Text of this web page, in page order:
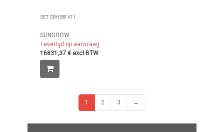
SET SBH350 V11
SUNGROW
Levertijd op aanvraag
16831,37 € excl.BTW
1 2 3 →